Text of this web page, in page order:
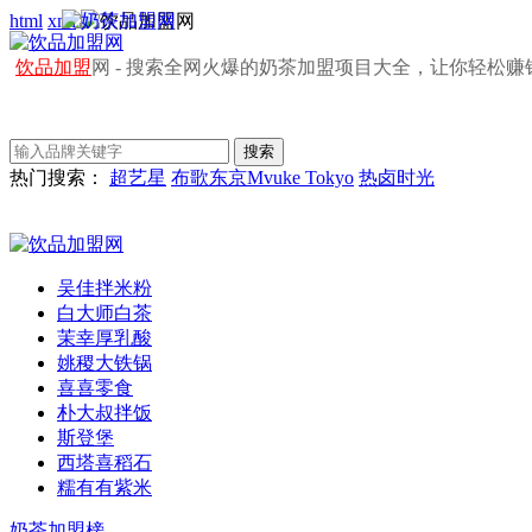
html xml
饮品加盟网 - 搜索全网火爆的奶茶加盟项目大全，让你轻松赚
热门搜索： 超艺星 布歌东京Mvuke Tokyo 热卤时光
吴佳拌米粉
白大师白茶
茉幸厚乳酸
姚稷大铁锅
喜喜零食
朴大叔拌饭
斯登堡
西塔喜稻石
糯有有紫米